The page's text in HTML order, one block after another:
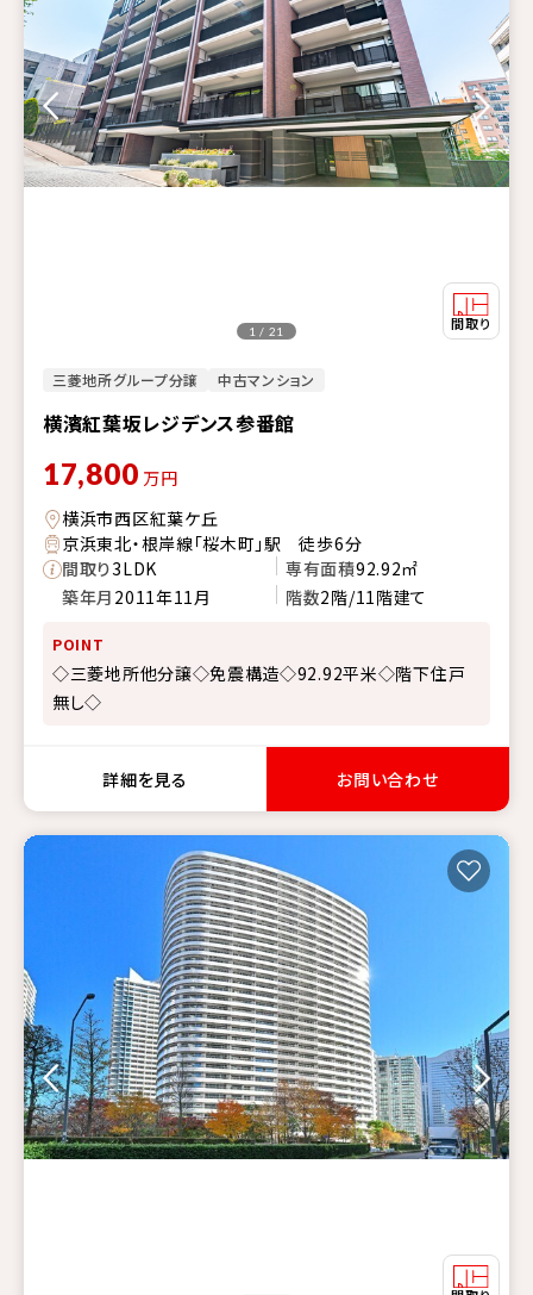
三菱地所グループ分譲 中古マンション
横濱紅葉坂レジデンス参番館
1 / 21
17,800 万円
横浜市西区紅葉ケ丘
京浜東北・根岸線「桜木町」駅 徒歩6分
間取り3LDK 専有面積92.92㎡
築年月 2011年11月 階数2階/11階建て
POINT
◇三菱地所他分譲◇免震構造◇92.92平米◇階下住戸
無し◇
詳細を見る お問い合わせ